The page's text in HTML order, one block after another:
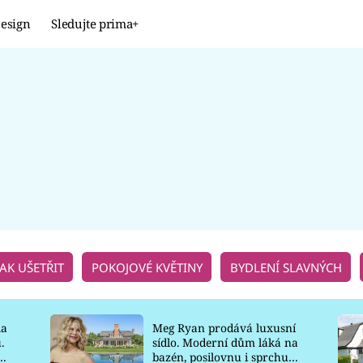
Sledujte prima+
UŠETŘIT POKOJOVÉ KVĚTINY BYDLENÍ SLAVNÝCH
Meg Ryan prodává luxusní
sídlo. Moderní dům láká na
bazén, posilovnu i sprchu